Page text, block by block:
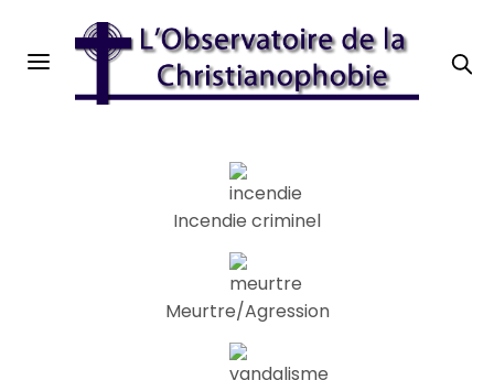
Incendie criminel
Meurtre/Agression